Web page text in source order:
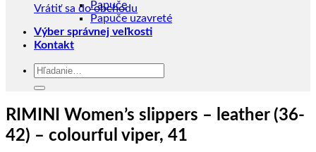
Vrátiť sa do obchodu
Papuče
Papuče uzavreté
Výber správnej veľkosti
Kontakt
Hľadať:
RIMINI Women’s slippers – leather (36-
42) – colourful viper, 41